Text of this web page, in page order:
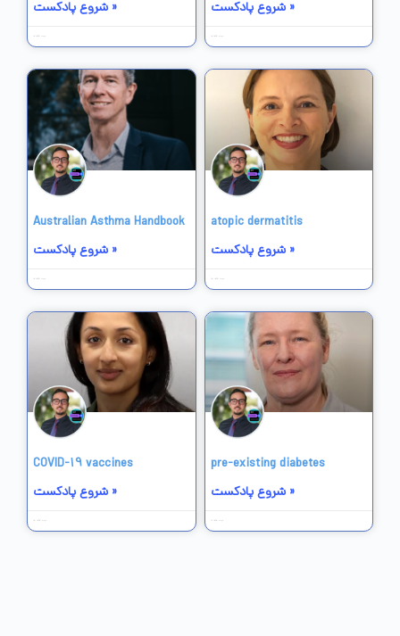
شروع پادکست »
14 خرداد 1403
شروع پادکست »
14 خرداد 1403
Australian Asthma Handbook
شروع پادکست »
atopic dermatitis
شروع پادکست »
COVID-19 vaccines
شروع پادکست »
13 خرداد 1403
pre-existing diabetes
شروع پادکست »
12 خرداد 1403